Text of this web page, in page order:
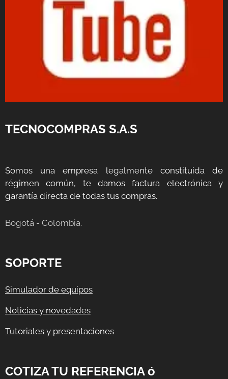
TECNOCOMPRAS S.A.S
Somos una empresa legalmente constituida de
régimen común, te damos factura electrónica y
garantía directa de todas tus compras.
Bogotá - Colombia.
SOPORTE
Simulador de equipos
Noticias y novedades
Tutoriales y presentaciones
COTIZA TU REFERENCIA ó